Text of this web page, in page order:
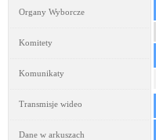
Organy Wyborcze
Komitety
Komunikaty
Transmisje wideo
Dane w arkuszach